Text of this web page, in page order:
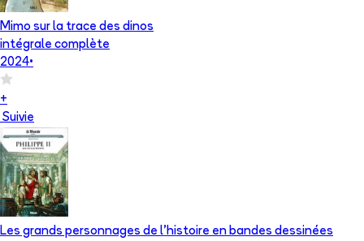
Mimo sur la trace des dinos
intégrale complète
2024•
+
Suivie
Les grands personnages de l’histoire en bandes dessinées